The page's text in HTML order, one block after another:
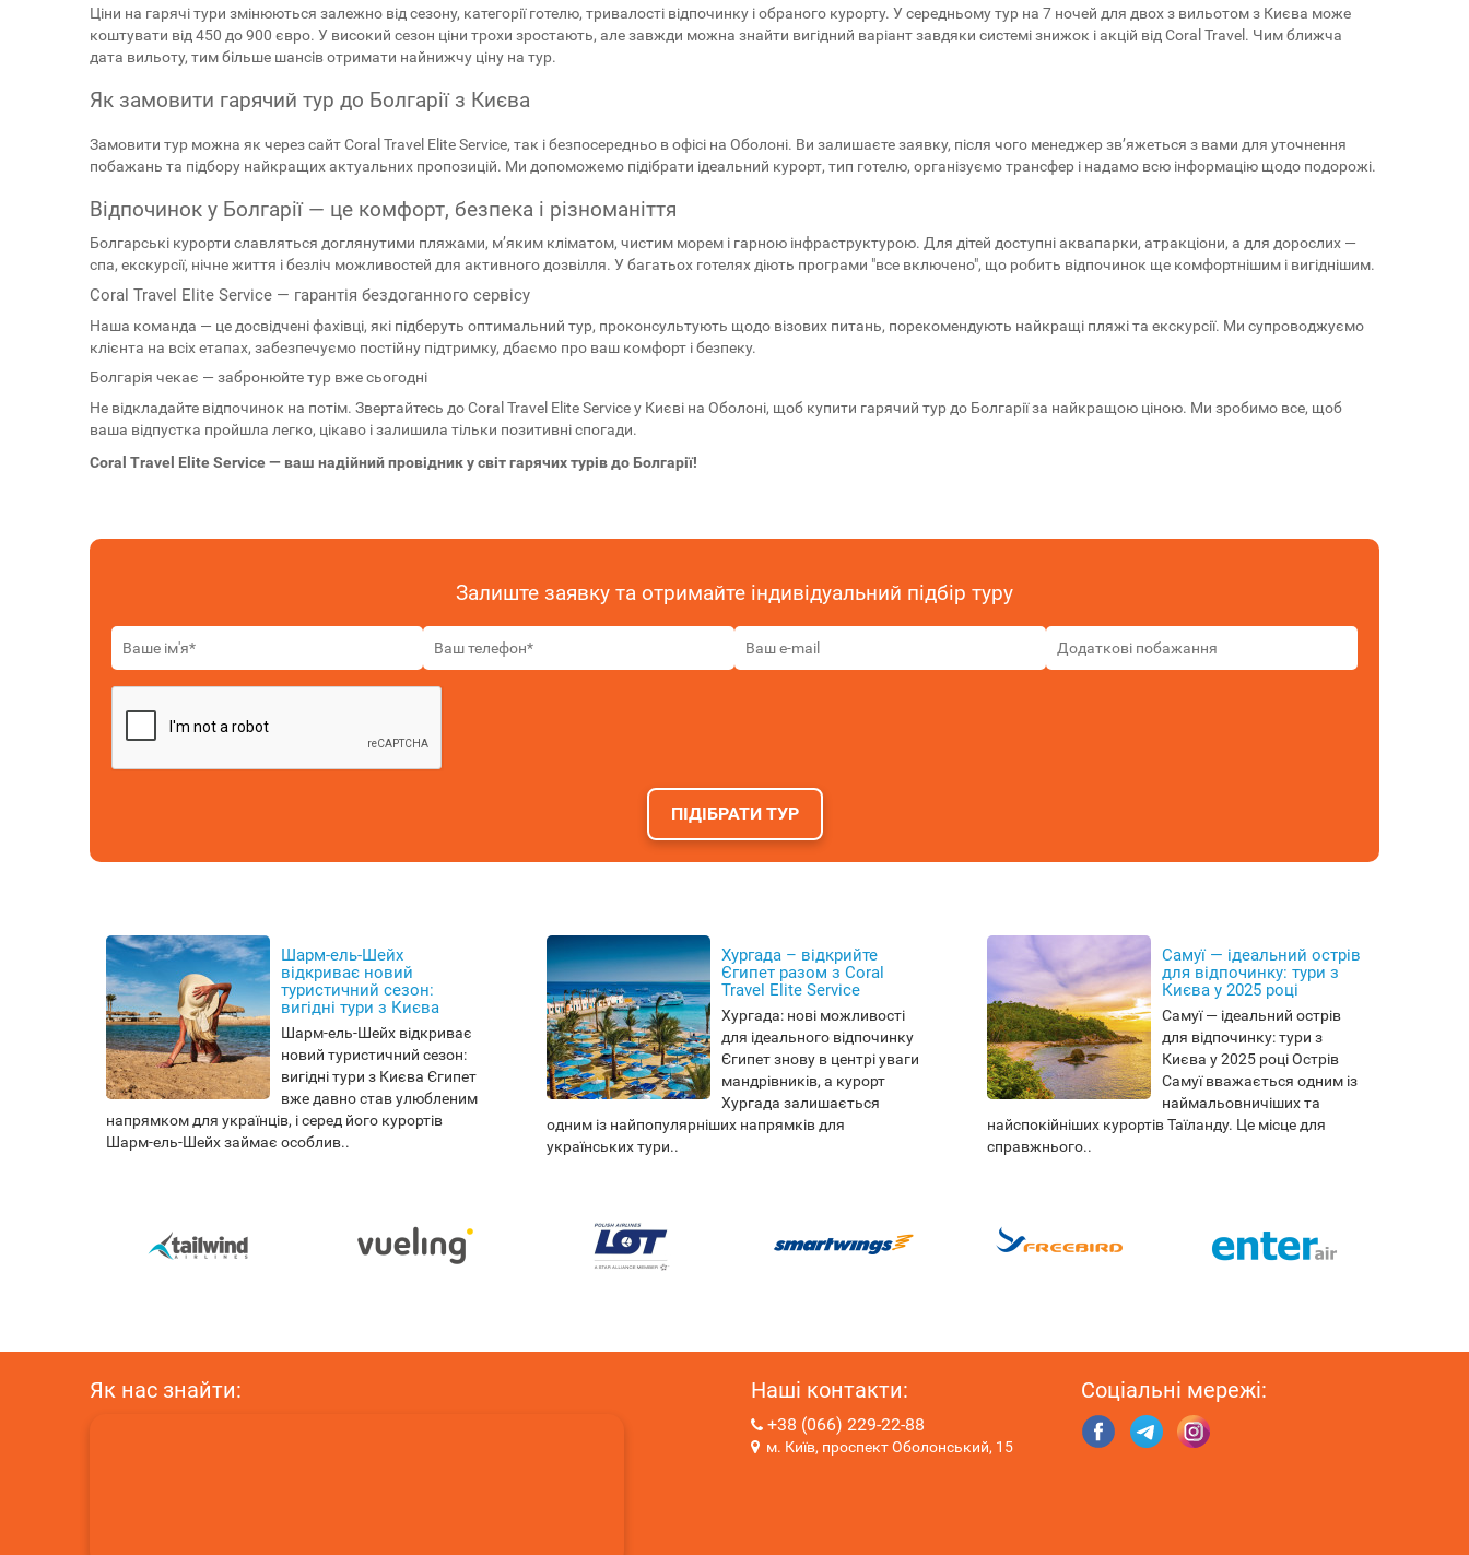
Ціни на гарячі тури змінюються залежно від сезону, категорії готелю, тривалості відпочинку і обраного курорту. У середньому тур на 7 ночей для двох з вильотом з Києва може
коштувати від 450 до 900 євро. У високий сезон ціни трохи зростають, але завжди можна знайти вигідний варіант завдяки системі знижок і акцій від Coral Travel. Чим ближча
дата вильоту, тим більше шансів отримати найнижчу ціну на тур.
Як замовити гарячий тур до Болгарії з Києва
Замовити тур можна як через сайт Coral Travel Elite Service, так і безпосередньо в офісі на Оболоні. Ви залишаєте заявку, після чого менеджер зв’яжеться з вами для уточнення
побажань та підбору найкращих актуальних пропозицій. Ми допоможемо підібрати ідеальний курорт, тип готелю, організуємо трансфер і надамо всю інформацію щодо подорожі.
Відпочинок у Болгарії — це комфорт, безпека і різноманіття
Болгарські курорти славляться доглянутими пляжами, м’яким кліматом, чистим морем і гарною інфраструктурою. Для дітей доступні аквапарки, атракціони, а для дорослих —
спа, екскурсії, нічне життя і безліч можливостей для активного дозвілля. У багатьох готелях діють програми "все включено", що робить відпочинок ще комфортнішим і вигіднішим.
Coral Travel Elite Service — гарантія бездоганного сервісу
Наша команда — це досвідчені фахівці, які підберуть оптимальний тур, проконсультують щодо візових питань, порекомендують найкращі пляжі та екскурсії. Ми супроводжуємо
клієнта на всіх етапах, забезпечуємо постійну підтримку, дбаємо про ваш комфорт і безпеку.
Болгарія чекає — забронюйте тур вже сьогодні
Не відкладайте відпочинок на потім. Звертайтесь до Coral Travel Elite Service у Києві на Оболоні, щоб купити гарячий тур до Болгарії за найкращою ціною. Ми зробимо все, щоб
ваша відпустка пройшла легко, цікаво і залишила тільки позитивні спогади.
Coral Travel Elite Service — ваш надійний провідник у світ гарячих турів до Болгарії!
Залиште заявку та отримайте індивідуальний підбір туру
ПІДІБРАТИ ТУР
Шарм-ель-Шейх
відкриває новий
туристичний сезон:
вигідні тури з Києва
Шарм-ель-Шейх відкриває
новий туристичний сезон:
вигідні тури з Києва Єгипет
вже давно став улюбленим
напрямком для українців, і серед його курортів
Шарм-ель-Шейх займає особлив..
Хургада – відкрийте
Єгипет разом з Coral
Travel Elite Service
Хургада: нові можливості
для ідеального відпочинку
Єгипет знову в центрі уваги
мандрівників, а курорт
Хургада залишається
одним із найпопулярніших напрямків для
українських тури..
Самуї — ідеальний острів
для відпочинку: тури з
Києва у 2025 році
Самуї — ідеальний острів
для відпочинку: тури з
Києва у 2025 році Острів
Самуї вважається одним із
наймальовничіших та
найспокійніших курортів Таїланду. Це місце для
справжнього..
Як нас знайти: Наші контакти:
+38 (066) 229-22-88
м. Київ, проспект Оболонський, 15
Соціальні мережі: